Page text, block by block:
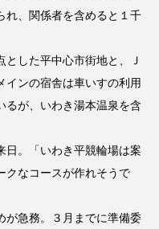
れ、関係者を含めると１千
した平中心市街地と、Ｊ
インの宿舎は車いすの利用
るが、いわき湯本温泉を含
。「いわき平競輪場は案
クなコースが作れそうで
急務。３月までに準備委